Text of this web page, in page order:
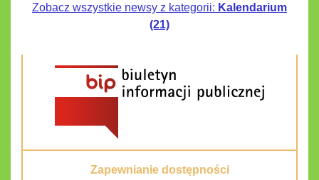
Zobacz wszystkie newsy z kategorii: Kalendarium
(21)
Zapewnianie dostępności